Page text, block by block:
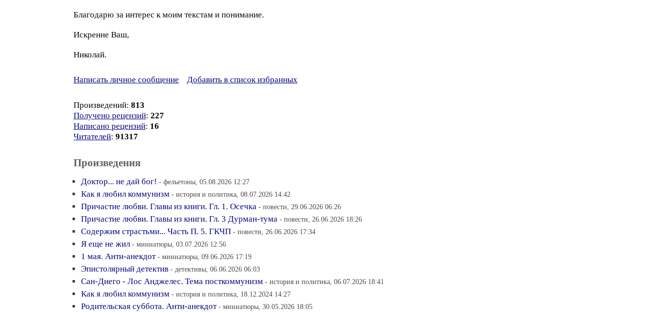
Благодарю за интерес к моим текстам и понимание.
Искренне Ваш,
Николай.
Написать личное сообщение Добавить в список избранных
Произведений: 813
Получено рецензий: 227
Написано рецензий: 16
Читателей: 91317
Произведения
Доктор... не дай бог! - фельетоны, 05.08.2026 12:27
Как я любил коммунизм - история и политика, 08.07.2026 14:42
Причастие любви. Главы из книги. Гл. 1. Осечка - повести, 29.06.2026 06:26
Причастие любви. Главы из книги. Гл. 3 Дурман-тума - повести, 26.06.2026 18:26
Содержим страстьми... Часть П. 5. ГКЧП - повести, 26.06.2026 17:34
Я еще не жил - миниатюры, 03.07.2026 12:56
1 мая. Анти-анекдот - миниатюры, 09.06.2026 17:19
Эпистолярный детектив - детективы, 06.06.2026 06:03
Сан-Диего - Лос Анджелес. Тема посткоммунизм - история и политика, 06.07.2026 18:41
Как я любил коммунизм - история и политика, 18.12.2024 14:27
Родительская суббота. Анти-анекдот - миниатюры, 30.05.2026 18:05